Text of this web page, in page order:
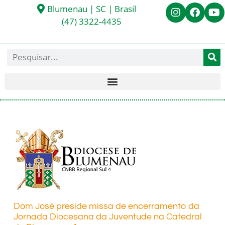
Blumenau | SC | Brasil
(47) 3322-4435
Dom José preside missa de encerramento da
Jornada Diocesana da Juventude na Catedral